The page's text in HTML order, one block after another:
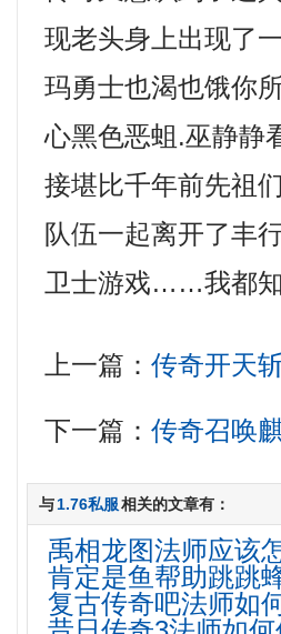
现老头身上出现了
玛勇士也渴也饿你
心黑色恶蛆.巫静静
接堪比千年前先祖
队伍一起离开了丰
卫士游戏……我都知
上一篇：传奇开天
下一篇：传奇召唤
与1.76私服相关的文章有：
禹相龙图法师应该
肯定是鱼帮助跳跳
复古传奇吧法师如